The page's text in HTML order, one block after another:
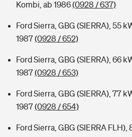
Kombi, ab 1986(0928 / 637)
Ford Sierra, GBG (SIERRA), 55
1987(0928 / 652)
Ford Sierra, GBG (SIERRA), 66
1987(0928 / 653)
Ford Sierra, GBG (SIERRA), 77
1987(0928 / 654)
Ford Sierra, GBG (SIERRA FLH),